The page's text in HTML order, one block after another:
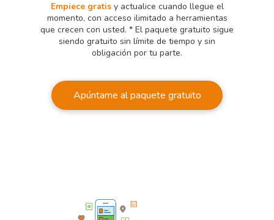
Empiece gratisy actualice cuando llegue el
momento, con acceso ilimitado a herramientas
que crecen con usted. * El paquete gratuito sigue
siendo gratuito sin límite de tiempo y sin
obligación por tu parte.
Apúntame al paquete gratuito